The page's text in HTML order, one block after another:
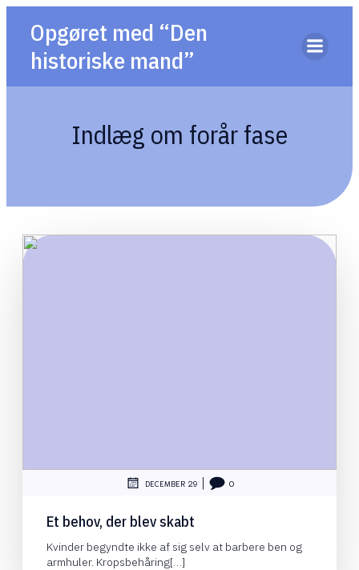
Opgøret med “Den
historiske mand”
Indlæg om forår fase
DECEMBER 29 0
Et behov, der blev skabt
Kvinder begyndte ikke af sig selv at barbere ben og
armhuler. Kropsbehåring[…]